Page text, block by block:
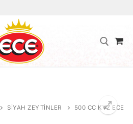
Ana Sayfa
SIYAH ZEYTINLER
500 CC KVZ ECE